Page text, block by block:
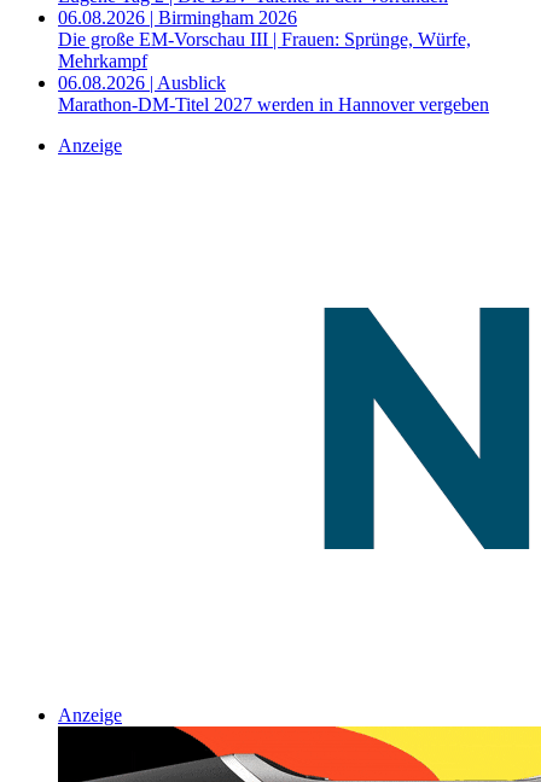
06.08.2026 | Birmingham 2026
Die große EM-Vorschau III | Frauen: Sprünge, Würfe,
Mehrkampf
06.08.2026 | Ausblick
Marathon-DM-Titel 2027 werden in Hannover vergeben
Anzeige
Anzeige